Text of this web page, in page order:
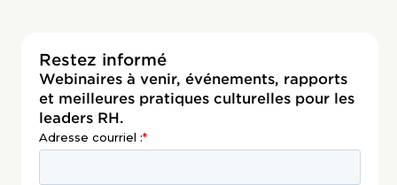
Restez informé
Webinaires à venir, événements, rapports
et meilleures pratiques culturelles pour les
leaders RH.